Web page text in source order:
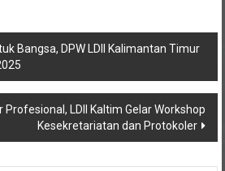
Bangsa, DPW LDII Kalimantan Timur
Profesional, LDII Kaltim Gelar Workshop
Kesekretariatan dan Protokoler